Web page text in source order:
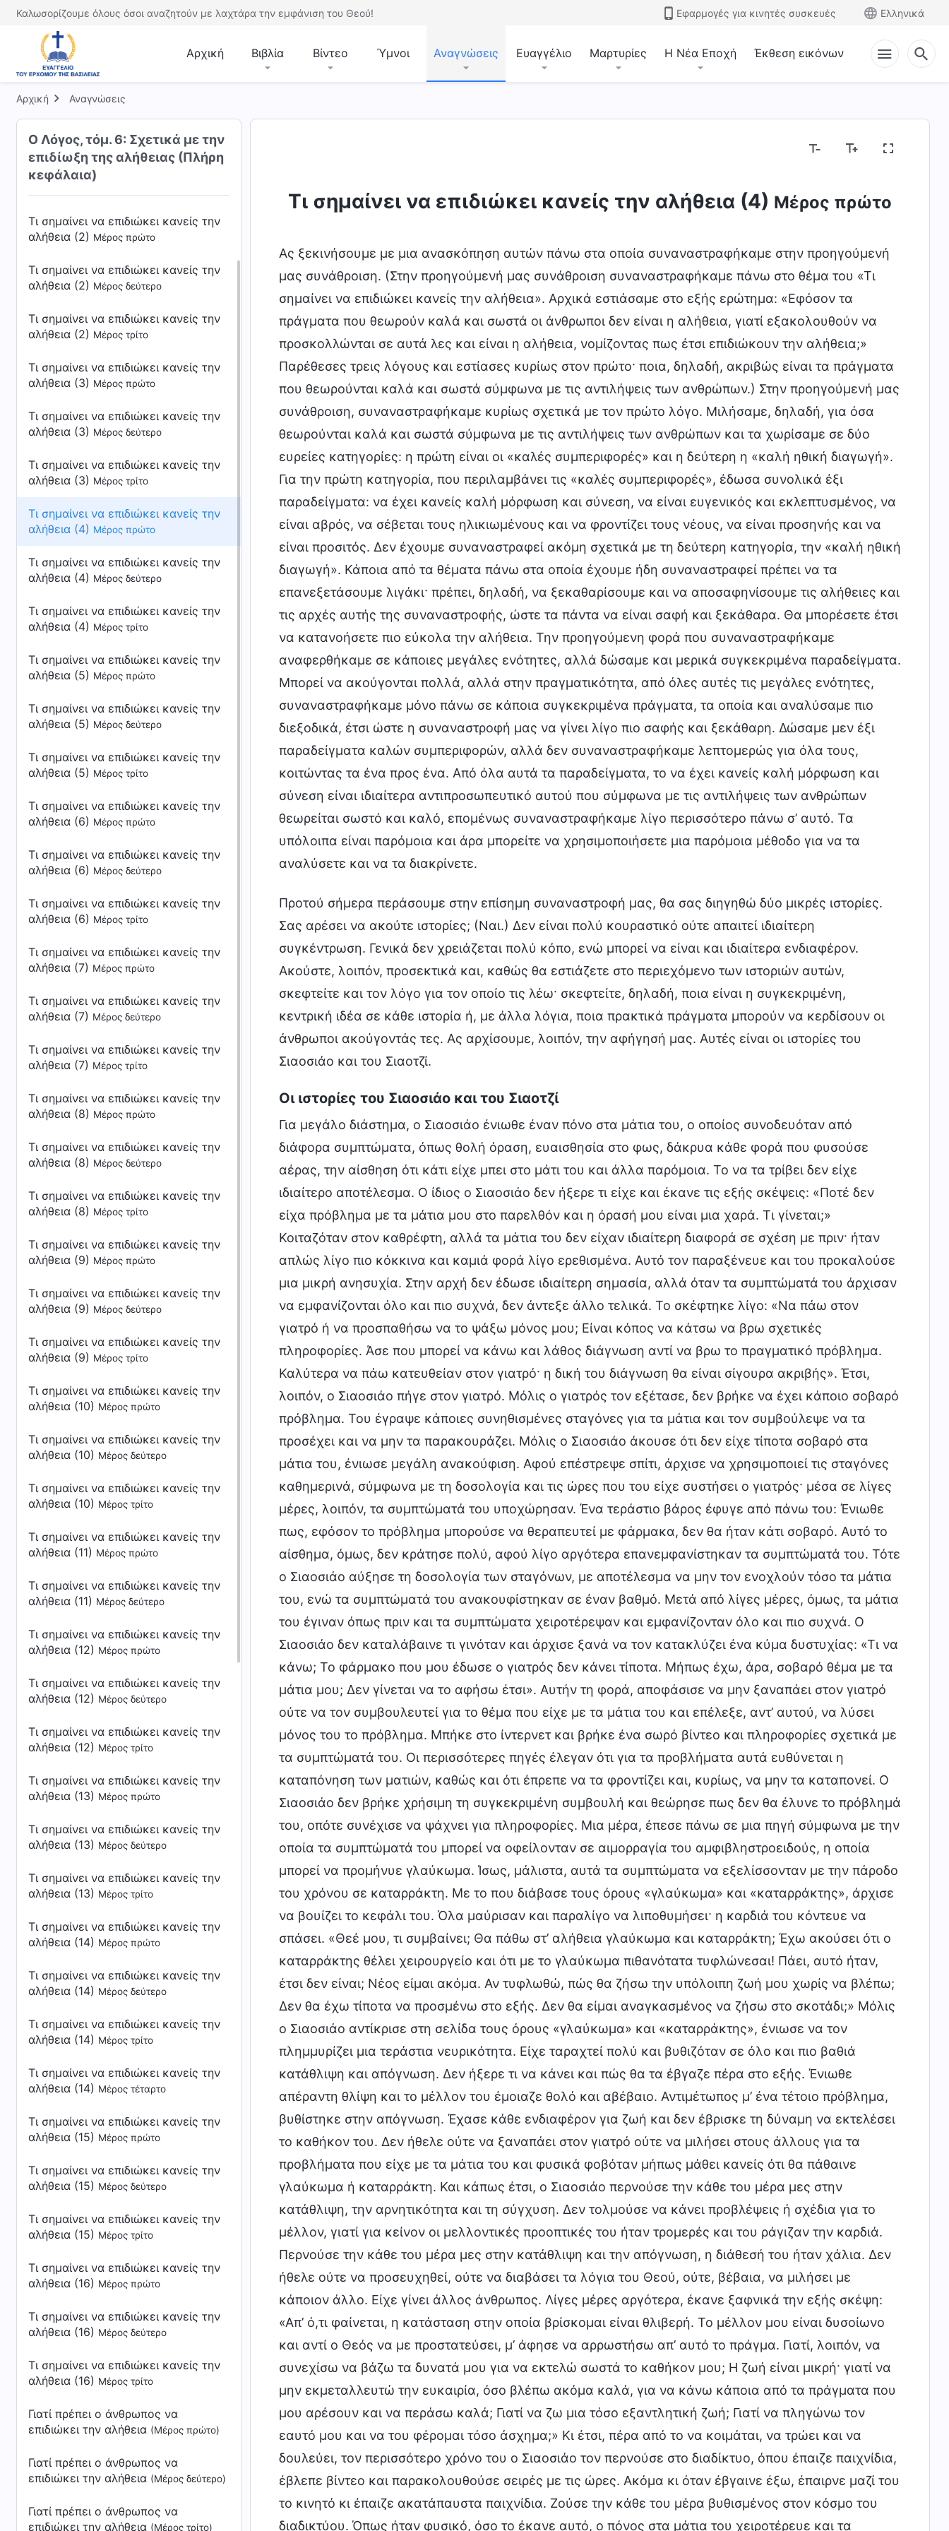
Καλωσορίζουμε όλους όσοι αναζητούν με λαχτάρα την εμφάνιση του Θεού! Εφαρμογές για κινητές συσκευές Ελληνικά
Αρχική Βιβλία Βίντεο Ύμνοι Αναγνώσεις Ευαγγέλιο Μαρτυρίες Η Νέα Εποχή Έκθεση εικόνων
Αρχική Αναγνώσεις
Ο Λόγος, τόμ. 6: Σχετικά με την
επιδίωξη της αλήθειας (Πλήρη
κεφάλαια)
Τι σημαίνει να επιδιώκει κανείς την
Τι σημαίνει να επιδιώκει κανείς την
αλήθεια (1)Μέρος δεύτερο
Τι σημαίνει να επιδιώκει κανείς την
Τι σημαίνει να επιδιώκει κανείς την
αλήθεια (2) Μέρος πρώτο
Τι σημαίνει να επιδιώκει κανείς την
αλήθεια (2) Μέρος δεύτερο
Τι σημαίνει να επιδιώκει κανείς την
αλήθεια (2) Μέρος τρίτο
Τι σημαίνει να επιδιώκει κανείς την
αλήθεια (3) Μέρος πρώτο
Τι σημαίνει να επιδιώκει κανείς την
αλήθεια (3) Μέρος δεύτερο
Τι σημαίνει να επιδιώκει κανείς την
αλήθεια (3) Μέρος τρίτο
Τι σημαίνει να επιδιώκει κανείς την
αλήθεια (4) Μέρος πρώτο
Τι σημαίνει να επιδιώκει κανείς την
αλήθεια (4) Μέρος δεύτερο
Τι σημαίνει να επιδιώκει κανείς την
αλήθεια (4) Μέρος τρίτο
Τι σημαίνει να επιδιώκει κανείς την
αλήθεια (5) Μέρος πρώτο
Τι σημαίνει να επιδιώκει κανείς την
αλήθεια (5) Μέρος δεύτερο
Τι σημαίνει να επιδιώκει κανείς την
αλήθεια (5) Μέρος τρίτο
Τι σημαίνει να επιδιώκει κανείς την
αλήθεια (6) Μέρος πρώτο
Τι σημαίνει να επιδιώκει κανείς την
αλήθεια (6) Μέρος δεύτερο
Τι σημαίνει να επιδιώκει κανείς την
αλήθεια (6) Μέρος τρίτο
Τι σημαίνει να επιδιώκει κανείς την
αλήθεια (7) Μέρος πρώτο
Τι σημαίνει να επιδιώκει κανείς την
αλήθεια (7) Μέρος δεύτερο
Τι σημαίνει να επιδιώκει κανείς την
αλήθεια (7) Μέρος τρίτο
Τι σημαίνει να επιδιώκει κανείς την
αλήθεια (8) Μέρος πρώτο
Τι σημαίνει να επιδιώκει κανείς την
αλήθεια (8) Μέρος δεύτερο
Τι σημαίνει να επιδιώκει κανείς την
αλήθεια (8) Μέρος τρίτο
Τι σημαίνει να επιδιώκει κανείς την
αλήθεια (9) Μέρος πρώτο
Τι σημαίνει να επιδιώκει κανείς την
αλήθεια (9) Μέρος δεύτερο
Τι σημαίνει να επιδιώκει κανείς την
αλήθεια (9) Μέρος τρίτο
Τι σημαίνει να επιδιώκει κανείς την
αλήθεια (10) Μέρος πρώτο
Τι σημαίνει να επιδιώκει κανείς την
αλήθεια (10) Μέρος δεύτερο
Τι σημαίνει να επιδιώκει κανείς την
αλήθεια (10) Μέρος τρίτο
Τι σημαίνει να επιδιώκει κανείς την
αλήθεια (11) Μέρος πρώτο
Τι σημαίνει να επιδιώκει κανείς την
αλήθεια (11) Μέρος δεύτερο
Τι σημαίνει να επιδιώκει κανείς την
αλήθεια (12) Μέρος πρώτο
Τι σημαίνει να επιδιώκει κανείς την
αλήθεια (12) Μέρος δεύτερο
Τι σημαίνει να επιδιώκει κανείς την
αλήθεια (12) Μέρος τρίτο
Τι σημαίνει να επιδιώκει κανείς την
αλήθεια (13) Μέρος πρώτο
Τι σημαίνει να επιδιώκει κανείς την
αλήθεια (13) Μέρος δεύτερο
Τι σημαίνει να επιδιώκει κανείς την
αλήθεια (13) Μέρος τρίτο
Τι σημαίνει να επιδιώκει κανείς την
αλήθεια (14) Μέρος πρώτο
Τι σημαίνει να επιδιώκει κανείς την
αλήθεια (14) Μέρος δεύτερο
Τι σημαίνει να επιδιώκει κανείς την
αλήθεια (14) Μέρος τρίτο
Τι σημαίνει να επιδιώκει κανείς την
αλήθεια (14) Μέρος τέταρτο
Τι σημαίνει να επιδιώκει κανείς την
αλήθεια (15) Μέρος πρώτο
Τι σημαίνει να επιδιώκει κανείς την
αλήθεια (15) Μέρος δεύτερο
Τι σημαίνει να επιδιώκει κανείς την
αλήθεια (15) Μέρος τρίτο
Τι σημαίνει να επιδιώκει κανείς την
αλήθεια (16) Μέρος πρώτο
Τι σημαίνει να επιδιώκει κανείς την
αλήθεια (16) Μέρος δεύτερο
Τι σημαίνει να επιδιώκει κανείς την
αλήθεια (16) Μέρος τρίτο
Γιατί πρέπει ο άνθρωπος να
επιδιώκει την αλήθεια (Μέρος πρώτο)
Γιατί πρέπει ο άνθρωπος να
επιδιώκει την αλήθεια (Μέρος δεύτερο)
Γιατί πρέπει ο άνθρωπος να
επιδιώκει την αλήθεια (Μέρος τρίτο)
Τι σημαίνει να επιδιώκει κανείς την αλήθεια (4) Μέρος πρώτο
Ας ξεκινήσουμε με μια ανασκόπηση αυτών πάνω στα οποία συναναστραφήκαμε στην προηγούμενή
μας συνάθροιση. (Στην προηγούμενή μας συνάθροιση συναναστραφήκαμε πάνω στο θέμα του «Τι
σημαίνει να επιδιώκει κανείς την αλήθεια». Αρχικά εστιάσαμε στο εξής ερώτημα: «Εφόσον τα
πράγματα που θεωρούν καλά και σωστά οι άνθρωποι δεν είναι η αλήθεια, γιατί εξακολουθούν να
προσκολλώνται σε αυτά λες και είναι η αλήθεια, νομίζοντας πως έτσι επιδιώκουν την αλήθεια;»
Παρέθεσες τρεις λόγους και εστίασες κυρίως στον πρώτο· ποια, δηλαδή, ακριβώς είναι τα πράγματα
που θεωρούνται καλά και σωστά σύμφωνα με τις αντιλήψεις των ανθρώπων.) Στην προηγούμενή μας
συνάθροιση, συναναστραφήκαμε κυρίως σχετικά με τον πρώτο λόγο. Μιλήσαμε, δηλαδή, για όσα
θεωρούνται καλά και σωστά σύμφωνα με τις αντιλήψεις των ανθρώπων και τα χωρίσαμε σε δύο
ευρείες κατηγορίες: η πρώτη είναι οι «καλές συμπεριφορές» και η δεύτερη η «καλή ηθική διαγωγή».
Για την πρώτη κατηγορία, που περιλαμβάνει τις «καλές συμπεριφορές», έδωσα συνολικά έξι
παραδείγματα: να έχει κανείς καλή μόρφωση και σύνεση, να είναι ευγενικός και εκλεπτυσμένος, να
είναι αβρός, να σέβεται τους ηλικιωμένους και να φροντίζει τους νέους, να είναι προσηνής και να
είναι προσιτός. Δεν έχουμε συναναστραφεί ακόμη σχετικά με τη δεύτερη κατηγορία, την «καλή ηθική
διαγωγή». Κάποια από τα θέματα πάνω στα οποία έχουμε ήδη συναναστραφεί πρέπει να τα
επανεξετάσουμε λιγάκι· πρέπει, δηλαδή, να ξεκαθαρίσουμε και να αποσαφηνίσουμε τις αλήθειες και
τις αρχές αυτής της συναναστροφής, ώστε τα πάντα να είναι σαφή και ξεκάθαρα. Θα μπορέσετε έτσι
να κατανοήσετε πιο εύκολα την αλήθεια. Την προηγούμενη φορά που συναναστραφήκαμε
αναφερθήκαμε σε κάποιες μεγάλες ενότητες, αλλά δώσαμε και μερικά συγκεκριμένα παραδείγματα.
Μπορεί να ακούγονται πολλά, αλλά στην πραγματικότητα, από όλες αυτές τις μεγάλες ενότητες,
συναναστραφήκαμε μόνο πάνω σε κάποια συγκεκριμένα πράγματα, τα οποία και αναλύσαμε πιο
διεξοδικά, έτσι ώστε η συναναστροφή μας να γίνει λίγο πιο σαφής και ξεκάθαρη. Δώσαμε μεν έξι
παραδείγματα καλών συμπεριφορών, αλλά δεν συναναστραφήκαμε λεπτομερώς για όλα τους,
κοιτώντας τα ένα προς ένα. Από όλα αυτά τα παραδείγματα, το να έχει κανείς καλή μόρφωση και
σύνεση είναι ιδιαίτερα αντιπροσωπευτικό αυτού που σύμφωνα με τις αντιλήψεις των ανθρώπων
θεωρείται σωστό και καλό, επομένως συναναστραφήκαμε λίγο περισσότερο πάνω σ’ αυτό. Τα
υπόλοιπα είναι παρόμοια και άρα μπορείτε να χρησιμοποιήσετε μια παρόμοια μέθοδο για να τα
αναλύσετε και να τα διακρίνετε.
Προτού σήμερα περάσουμε στην επίσημη συναναστροφή μας, θα σας διηγηθώ δύο μικρές ιστορίες.
Σας αρέσει να ακούτε ιστορίες; (Ναι.) Δεν είναι πολύ κουραστικό ούτε απαιτεί ιδιαίτερη
συγκέντρωση. Γενικά δεν χρειάζεται πολύ κόπο, ενώ μπορεί να είναι και ιδιαίτερα ενδιαφέρον.
Ακούστε, λοιπόν, προσεκτικά και, καθώς θα εστιάζετε στο περιεχόμενο των ιστοριών αυτών,
σκεφτείτε και τον λόγο για τον οποίο τις λέω· σκεφτείτε, δηλαδή, ποια είναι η συγκεκριμένη,
κεντρική ιδέα σε κάθε ιστορία ή, με άλλα λόγια, ποια πρακτικά πράγματα μπορούν να κερδίσουν οι
άνθρωποι ακούγοντάς τες. Ας αρχίσουμε, λοιπόν, την αφήγησή μας. Αυτές είναι οι ιστορίες του
Σιαοσιάο και του Σιαοτζί.
Οι ιστορίες του Σιαοσιάο και του Σιαοτζί
Για μεγάλο διάστημα, ο Σιαοσιάο ένιωθε έναν πόνο στα μάτια του, ο οποίος συνοδευόταν από
διάφορα συμπτώματα, όπως θολή όραση, ευαισθησία στο φως, δάκρυα κάθε φορά που φυσούσε
αέρας, την αίσθηση ότι κάτι είχε μπει στο μάτι του και άλλα παρόμοια. Το να τα τρίβει δεν είχε
ιδιαίτερο αποτέλεσμα. Ο ίδιος ο Σιαοσιάο δεν ήξερε τι είχε και έκανε τις εξής σκέψεις: «Ποτέ δεν
είχα πρόβλημα με τα μάτια μου στο παρελθόν και η όρασή μου είναι μια χαρά. Τι γίνεται;»
Κοιταζόταν στον καθρέφτη, αλλά τα μάτια του δεν είχαν ιδιαίτερη διαφορά σε σχέση με πριν· ήταν
απλώς λίγο πιο κόκκινα και καμιά φορά λίγο ερεθισμένα. Αυτό τον παραξένευε και του προκαλούσε
μια μικρή ανησυχία. Στην αρχή δεν έδωσε ιδιαίτερη σημασία, αλλά όταν τα συμπτώματά του άρχισαν
να εμφανίζονται όλο και πιο συχνά, δεν άντεξε άλλο τελικά. Το σκέφτηκε λίγο: «Να πάω στον
γιατρό ή να προσπαθήσω να το ψάξω μόνος μου; Είναι κόπος να κάτσω να βρω σχετικές
πληροφορίες. Άσε που μπορεί να κάνω και λάθος διάγνωση αντί να βρω το πραγματικό πρόβλημα.
Καλύτερα να πάω κατευθείαν στον γιατρό· η δική του διάγνωση θα είναι σίγουρα ακριβής». Έτσι,
λοιπόν, ο Σιαοσιάο πήγε στον γιατρό. Μόλις ο γιατρός τον εξέτασε, δεν βρήκε να έχει κάποιο σοβαρό
πρόβλημα. Του έγραψε κάποιες συνηθισμένες σταγόνες για τα μάτια και τον συμβούλεψε να τα
προσέχει και να μην τα παρακουράζει. Μόλις ο Σιαοσιάο άκουσε ότι δεν είχε τίποτα σοβαρό στα
μάτια του, ένιωσε μεγάλη ανακούφιση. Αφού επέστρεψε σπίτι, άρχισε να χρησιμοποιεί τις σταγόνες
καθημερινά, σύμφωνα με τη δοσολογία και τις ώρες που του είχε συστήσει ο γιατρός· μέσα σε λίγες
μέρες, λοιπόν, τα συμπτώματά του υποχώρησαν. Ένα τεράστιο βάρος έφυγε από πάνω του: Ένιωθε
πως, εφόσον το πρόβλημα μπορούσε να θεραπευτεί με φάρμακα, δεν θα ήταν κάτι σοβαρό. Αυτό το
αίσθημα, όμως, δεν κράτησε πολύ, αφού λίγο αργότερα επανεμφανίστηκαν τα συμπτώματά του. Τότε
ο Σιαοσιάο αύξησε τη δοσολογία των σταγόνων, με αποτέλεσμα να μην τον ενοχλούν τόσο τα μάτια
του, ενώ τα συμπτώματά του ανακουφίστηκαν σε έναν βαθμό. Μετά από λίγες μέρες, όμως, τα μάτια
του έγιναν όπως πριν και τα συμπτώματα χειροτέρεψαν και εμφανίζονταν όλο και πιο συχνά. Ο
Σιαοσιάο δεν καταλάβαινε τι γινόταν και άρχισε ξανά να τον κατακλύζει ένα κύμα δυστυχίας: «Τι να
κάνω; Το φάρμακο που μου έδωσε ο γιατρός δεν κάνει τίποτα. Μήπως έχω, άρα, σοβαρό θέμα με τα
μάτια μου; Δεν γίνεται να το αφήσω έτσι». Αυτήν τη φορά, αποφάσισε να μην ξαναπάει στον γιατρό
ούτε να τον συμβουλευτεί για το θέμα που είχε με τα μάτια του και επέλεξε, αντ’ αυτού, να λύσει
μόνος του το πρόβλημα. Μπήκε στο ίντερνετ και βρήκε ένα σωρό βίντεο και πληροφορίες σχετικά με
τα συμπτώματά του. Οι περισσότερες πηγές έλεγαν ότι για τα προβλήματα αυτά ευθύνεται η
καταπόνηση των ματιών, καθώς και ότι έπρεπε να τα φροντίζει και, κυρίως, να μην τα καταπονεί. Ο
Σιαοσιάο δεν βρήκε χρήσιμη τη συγκεκριμένη συμβουλή και θεώρησε πως δεν θα έλυνε το πρόβλημά
του, οπότε συνέχισε να ψάχνει για πληροφορίες. Μια μέρα, έπεσε πάνω σε μια πηγή σύμφωνα με την
οποία τα συμπτώματά του μπορεί να οφείλονταν σε αιμορραγία του αμφιβληστροειδούς, η οποία
μπορεί να προμήνυε γλαύκωμα. Ίσως, μάλιστα, αυτά τα συμπτώματα να εξελίσσονταν με την πάροδο
του χρόνου σε καταρράκτη. Με το που διάβασε τους όρους «γλαύκωμα» και «καταρράκτης», άρχισε
να βουίζει το κεφάλι του. Όλα μαύρισαν και παραλίγο να λιποθυμήσει· η καρδιά του κόντευε να
σπάσει. «Θεέ μου, τι συμβαίνει; Θα πάθω στ’ αλήθεια γλαύκωμα και καταρράκτη; Έχω ακούσει ότι ο
καταρράκτης θέλει χειρουργείο και ότι με το γλαύκωμα πιθανότατα τυφλώνεσαι! Πάει, αυτό ήταν,
έτσι δεν είναι; Νέος είμαι ακόμα. Αν τυφλωθώ, πώς θα ζήσω την υπόλοιπη ζωή μου χωρίς να βλέπω;
Δεν θα έχω τίποτα να προσμένω στο εξής. Δεν θα είμαι αναγκασμένος να ζήσω στο σκοτάδι;» Μόλις
ο Σιαοσιάο αντίκρισε στη σελίδα τους όρους «γλαύκωμα» και «καταρράκτης», ένιωσε να τον
πλημμυρίζει μια τεράστια νευρικότητα. Είχε ταραχτεί πολύ και βυθιζόταν σε όλο και πιο βαθιά
κατάθλιψη και απόγνωση. Δεν ήξερε τι να κάνει και πώς θα τα έβγαζε πέρα στο εξής. Ένιωθε
απέραντη θλίψη και το μέλλον του έμοιαζε θολό και αβέβαιο. Αντιμέτωπος μ’ ένα τέτοιο πρόβλημα,
βυθίστηκε στην απόγνωση. Έχασε κάθε ενδιαφέρον για ζωή και δεν έβρισκε τη δύναμη να εκτελέσει
το καθήκον του. Δεν ήθελε ούτε να ξαναπάει στον γιατρό ούτε να μιλήσει στους άλλους για τα
προβλήματα που είχε με τα μάτια του και φυσικά φοβόταν μήπως μάθει κανείς ότι θα πάθαινε
γλαύκωμα ή καταρράκτη. Και κάπως έτσι, ο Σιαοσιάο περνούσε την κάθε του μέρα μες στην
κατάθλιψη, την αρνητικότητα και τη σύγχυση. Δεν τολμούσε να κάνει προβλέψεις ή σχέδια για το
μέλλον, γιατί για κείνον οι μελλοντικές προοπτικές του ήταν τρομερές και του ράγιζαν την καρδιά.
Περνούσε την κάθε του μέρα μες στην κατάθλιψη και την απόγνωση, η διάθεσή του ήταν χάλια. Δεν
ήθελε ούτε να προσευχηθεί, ούτε να διαβάσει τα λόγια του Θεού, ούτε, βέβαια, να μιλήσει με
κάποιον άλλο. Είχε γίνει άλλος άνθρωπος. Λίγες μέρες αργότερα, έκανε ξαφνικά την εξής σκέψη:
«Απ’ ό,τι φαίνεται, η κατάσταση στην οποία βρίσκομαι είναι θλιβερή. Το μέλλον μου είναι δυσοίωνο
και αντί ο Θεός να με προστατεύσει, μ’ άφησε να αρρωστήσω απ’ αυτό το πράγμα. Γιατί, λοιπόν, να
συνεχίσω να βάζω τα δυνατά μου για να εκτελώ σωστά το καθήκον μου; Η ζωή είναι μικρή· γιατί να
μην εκμεταλλευτώ την ευκαιρία, όσο βλέπω ακόμα καλά, για να κάνω κάποια από τα πράγματα που
μου αρέσουν και να περάσω καλά; Γιατί να ζω μια τόσο εξαντλητική ζωή; Γιατί να πληγώνω τον
εαυτό μου και να του φέρομαι τόσο άσχημα;» Κι έτσι, πέρα από το να κοιμάται, να τρώει και να
δουλεύει, τον περισσότερο χρόνο του ο Σιαοσιάο τον περνούσε στο διαδίκτυο, όπου έπαιζε παιχνίδια,
έβλεπε βίντεο και παρακολουθούσε σειρές με τις ώρες. Ακόμα κι όταν έβγαινε έξω, έπαιρνε μαζί του
το κινητό κι έπαιζε ακατάπαυστα παιχνίδια. Ζούσε την κάθε του μέρα βυθισμένος στον κόσμο του
διαδικτύου. Όπως ήταν φυσικό, όσο το έκανε αυτό, ο πόνος στα μάτια του χειροτέρευε και τα